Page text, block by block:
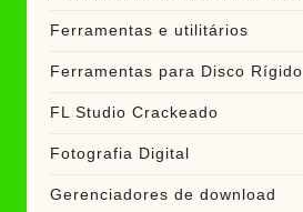
Ferramentas e utilitários
Ferramentas para Disco Rígido
FL Studio Crackeado
Fotografia Digital
Gerenciadores de download